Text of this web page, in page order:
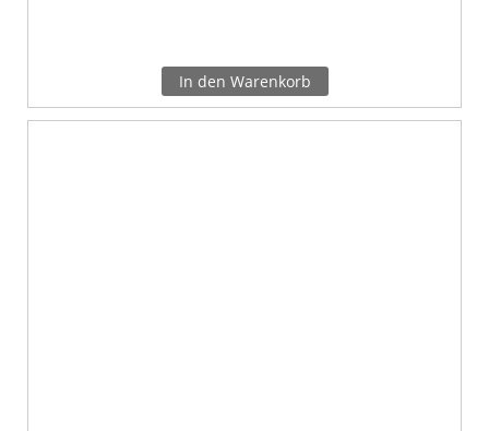
In den Warenkorb